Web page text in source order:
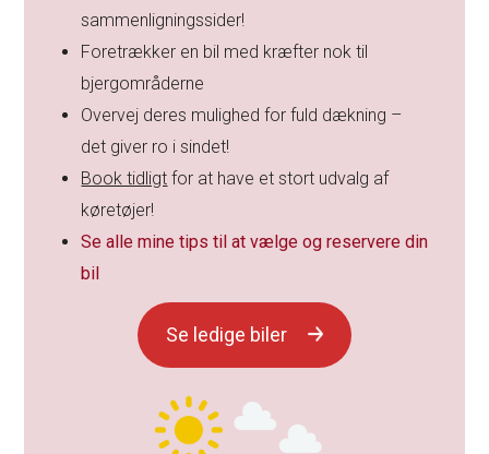
sammenligningssider!
Foretrækker en bil med kræfter nok til
bjergområderne
Overvej deres mulighed for fuld dækning –
det giver ro i sindet!
Book tidligt for at have et stort udvalg af
køretøjer!
Se alle mine tips til at vælge og reservere din
bil
Se ledige biler